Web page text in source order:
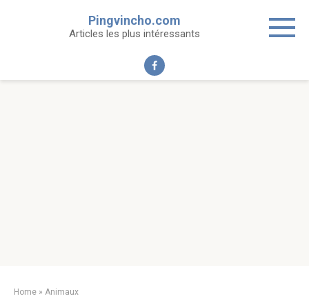
Pingvincho.com
Articles les plus intéressants
Home » Animaux